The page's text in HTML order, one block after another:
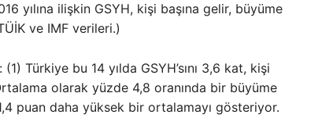
yılına ilişkin GSYH, kişi başına gelir, büyüme
ve IMF verileri.)
Türkiye bu 14 yılda GSYH’sını 3,6 kat, kişi
olarak yüzde 4,8 oranında bir büyüme
puan daha yüksek bir ortalamayı gösteriyor.